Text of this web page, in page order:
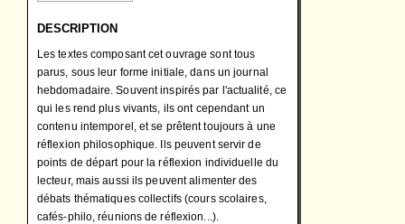
DESCRIPTION
Les textes composant cet ouvrage sont tous
parus, sous leur forme initiale, dans un journal
hebdomadaire. Souvent inspirés par l'actualité, ce
qui les rend plus vivants, ils ont cependant un
contenu intemporel, et se prêtent toujours à une
réflexion philosophique. Ils peuvent servir de
points de départ pour la réflexion individuelle du
lecteur, mais aussi ils peuvent alimenter des
débats thématiques collectifs (cours scolaires,
cafés-philo, réunions de réflexion...).